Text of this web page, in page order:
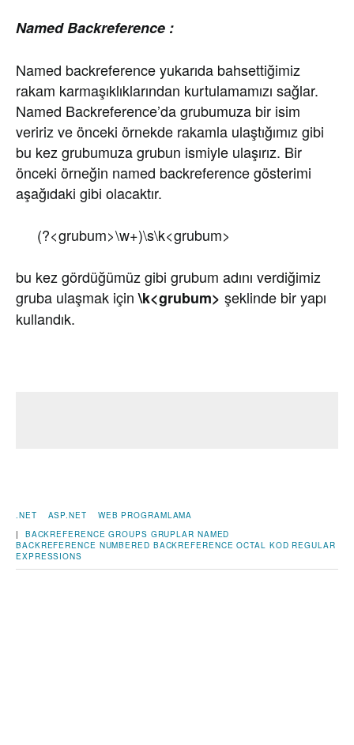
Named Backreference :
Named backreference yukarıda bahsettiğimiz
rakam karmaşıklıklarından kurtulamamızı sağlar.
Named Backreference’da grubumuza bir isim
veririz ve önceki örnekde rakamla ulaştığımız gibi
bu kez grubumuza grubun ismiyle ulaşırız. Bir
önceki örneğin named backreference gösterimi
aşağıdaki gibi olacaktır.
(?<grubum>\w+)\s\k<grubum>
bu kez gördüğümüz gibi grubum adını verdiğimiz
gruba ulaşmak için\k<grubum> şeklinde bir yapı
kullandık.
.NET ASP.NET
WEB PROGRAMLAMA
| BACKREFERENCE GROUPS GRUPLAR NAMED
BACKREFERENCE NUMBERED BACKREFERENCE OCTAL KOD REGULAR
EXPRESSIONS